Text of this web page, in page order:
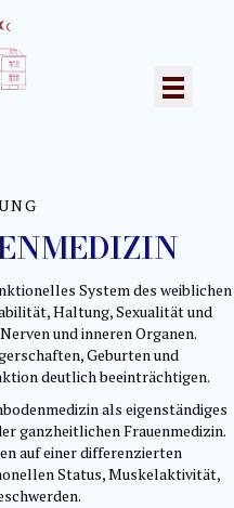
System des weiblichen
Haltung, Sexualität und
und inneren Organen.
Geburten und
deutlich beeinträchtigen.
als eigenständiges
ganzheitlichen Frauenmedizin.
auf einer differenzierten
Status, Muskelaktivität,